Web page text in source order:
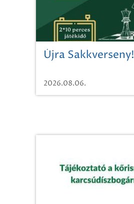
Újra Sakkverseny!
2026.08.06.